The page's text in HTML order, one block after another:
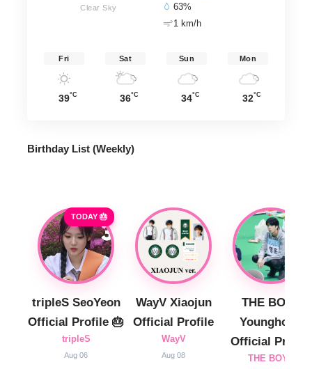
Clear Sky
63%
1 km/h
Fri
39°C
Sat
36°C
Sun
34°C
Mon
32°C
Birthday List (Weekly)
TODAY 🎂
tripleS SeoYeon
Official Profile 🎂
tripleS
Aug 06
WayV Xiaojun
Official Profile
WayV
Aug 08
THE BOYZ
Younghoon
Official Profile
THE BOYZ